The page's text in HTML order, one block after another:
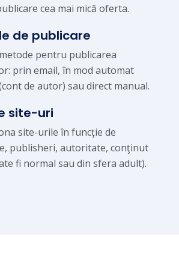
cea mai mică oferta.
de publicare
pentru publicarea
prin email, în mod automat
de autor) sau direct manual.
site-uri
site-urile în funcţie de
publisheri, autoritate, conţinut
fi normal sau din sfera adult).